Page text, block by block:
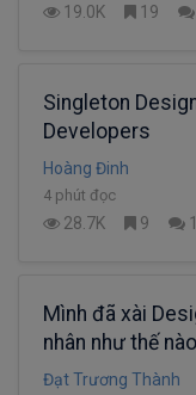
19.0K 19
Singleton
Developers
Hoàng Đinh
4 phút đọc
28.7K 9 1
Mình đã xài
nhân như thế
Đạt Trương Thành